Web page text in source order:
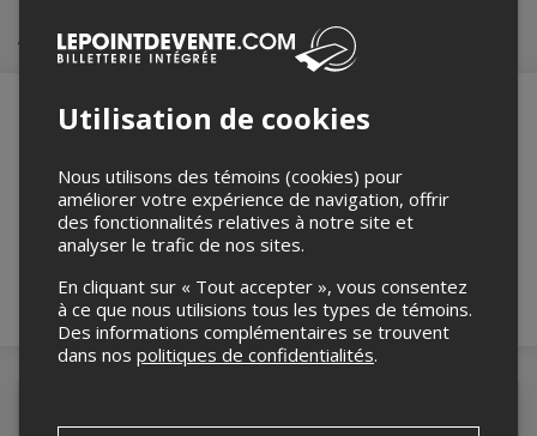
Achat de billets
Merci de confirmer que vous n'êtes pas un
robot ci-bas.
Utilisation de cookies
Nous utilisons des témoins (cookies) pour
améliorer votre expérience de navigation, offrir
des fonctionnalités relatives à notre site et
analyser le trafic de nos sites.
En cliquant sur « Tout accepter », vous consentez
à ce que nous utilisions tous les types de témoins.
Des informations complémentaires se trouvent
dans nos politiques de confidentialités.